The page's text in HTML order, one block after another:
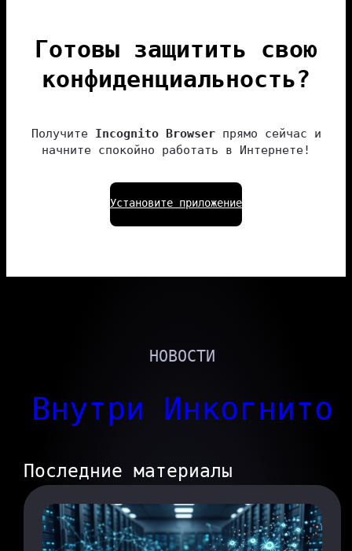
Готовы защитить свою
конфиденциальность?
Получите Incognito Browserпрямо сейчас и
начните спокойно работать в Интернете!
Установите приложение
НОВОСТИ
Внутри Инкогнито
Последние материалы